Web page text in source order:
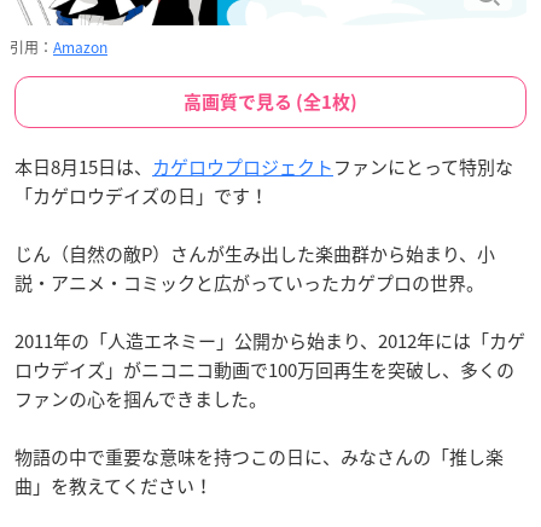
引用： Amazon
高画質で見る (全1枚)
本日8月15日は、 カゲロウプロジェクトファンにとって特別な
「カゲロウデイズの日」です！
じん（自然の敵P）さんが生み出した楽曲群から始まり、小
説・アニメ・コミックと広がっていったカゲプロの世界。
2011年の「人造エネミー」公開から始まり、2012年には「カゲ
ロウデイズ」がニコニコ動画で100万回再生を突破し、多くの
ファンの心を掴んできました。
物語の中で重要な意味を持つこの日に、みなさんの「推し楽
曲」を教えてください！